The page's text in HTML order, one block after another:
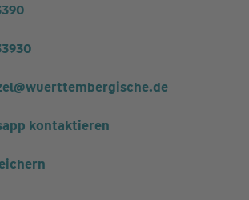
kontaktieren